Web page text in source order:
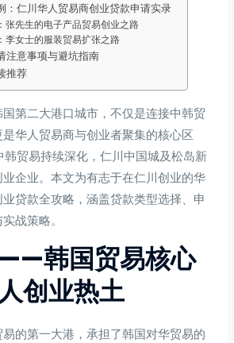
：仁川华人贸易商创业贷款申请实录
张先生的电子产品贸易创业之路
李女士的服装贸易扩张之路
注意事项与避坑指南
推荐
第二大港口城市，不仅是连接中韩贸
华人贸易商与创业者聚集的核心区
韩贸易持续深化，仁川中国城及松岛新
企业。本文为有志于在仁川创业的华
贷款全攻略，涵盖贷款类型选择、申
战策略。
韩国贸易核心
创业热土
的第一大港，承担了韩国对华贸易的